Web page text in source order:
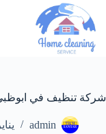
شركة تنظيف في ابوظبي
admin يناير 22,